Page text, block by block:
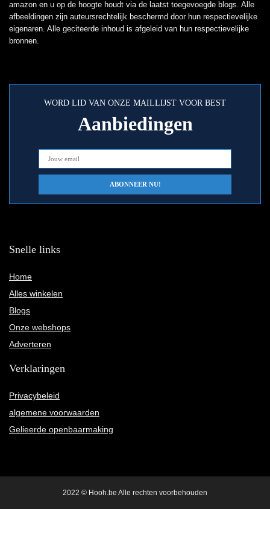
amazon en u op de hoogte houdt via de laatst toegevoegde blogs. Alle
afbeeldingen zijn auteursrechtelijk beschermd door hun respectievelijke
eigenaren. Alle geciteerde inhoud is afgeleid van hun respectievelijke
bronnen.
WORD LID VAN ONZE MAILLIJST VOOR BEST
Aanbiedingen
Snelle links
Home
Alles winkelen
Blogs
Onze webshops
Adverteren
Verklaringen
Privacybeleid
algemene voorwaarden
Gelieerde openbaarmaking
2022 © Hooh.be Alle rechten voorbehouden